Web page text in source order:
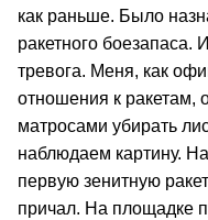
как раньше. Было
ракетного боезапаса.
тревога. Меня, как
отношения к ракетам,
матросами убирать
наблюдаем картину.
первую зенитную
причал. На площадке